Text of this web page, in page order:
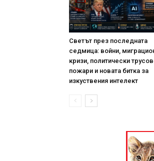
Светът през последната
седмица: войни,
кризи, политически
пожари и новата битка за
изкуствения интелект